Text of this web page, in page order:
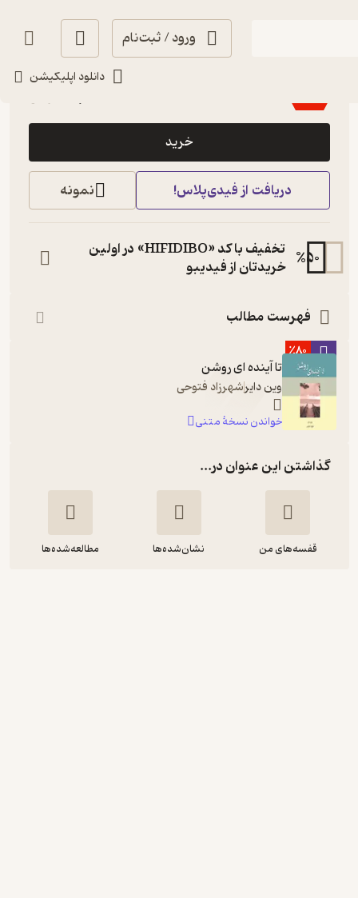
ورود / ثبت‌نام
دانلود اپلیکیشن
٪40
48,000
خرید
دریافت از فیدی‌پلاس! نمونه
%50
تخفیف با کد «HIFIDIBO» در اولین
خریدتان از فیدیبو
فهرست مطالب
٪80
تا آینده ای روشن
وین دایرشهرزاد فتوحی
خواندن نسخۀ متنی
گذاشتن این عنوان در...
قفسه‌های من نشان‌شده‌ها مطالعه‌شده‌ها